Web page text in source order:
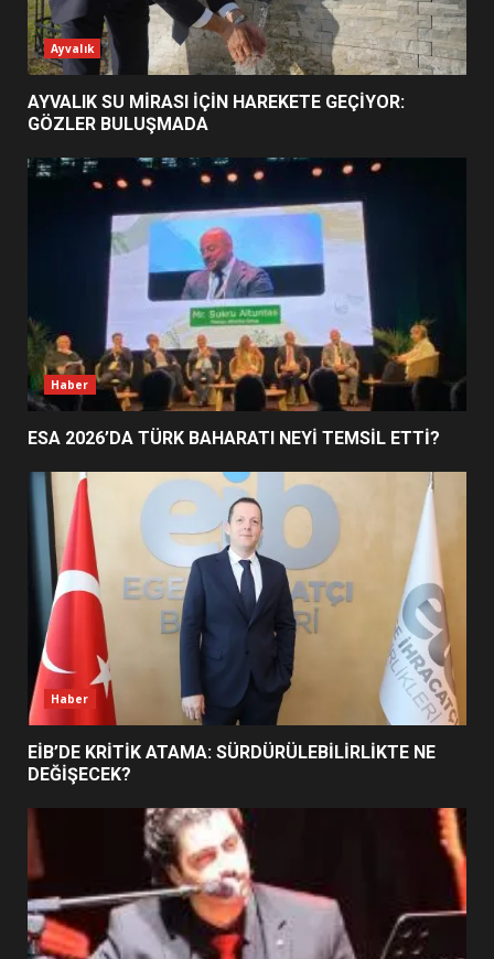
2
ESA 2026’DA TÜRK BAHARATI
NEYİ TEMSİL ETTİ?
EİB’DE KRİTİK ATAMA:
SÜRDÜRÜLEBİLİRLİKTE NE
DEĞİŞECEK?
4
EDREMİT’İN GURURU TÜRKİYE
FİNALİNDE NE BAŞARDI?
5
UZATILDI: NE DEĞİŞTİ?
6
BURHANİYE SATRANÇ
TURNUVASI KAYITLARI NEYİ
DEĞİŞTİRİYOR?
BURHANİYE BELEDİYESPOR’DA
YENİ YÖNETİM NASIL
Ayvalık
AYVALIK SU MİRASI İÇİN HAREKETE GEÇİYOR:
GÖZLER BULUŞMADA
Haber
ESA 2026’DA TÜRK BAHARATI NEYİ TEMSİL ETTİ?
Haber
EİB’DE KRİTİK ATAMA: SÜRDÜRÜLEBİLİRLİKTE NE
DEĞİŞECEK?